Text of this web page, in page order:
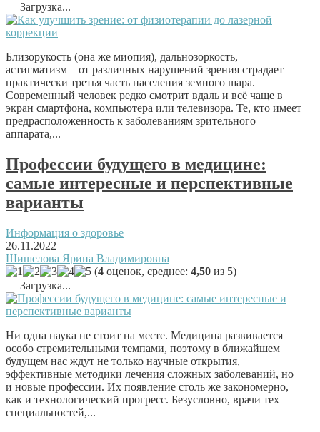
Загрузка...
Близорукость (она же миопия), дальнозоркость,
астигматизм – от различных нарушений зрения страдает
практически третья часть населения земного шара.
Современный человек редко смотрит вдаль и всё чаще в
экран смартфона, компьютера или телевизора. Те, кто имеет
предрасположенность к заболеваниям зрительного
аппарата,...
Профессии будущего в медицине:
самые интересные и перспективные
варианты
Информация о здоровье
26.11.2022
Шишелова Ярина Владимировна
(4 оценок, среднее: 4,50 из 5)
Загрузка...
Ни одна наука не стоит на месте. Медицина развивается
особо стремительными темпами, поэтому в ближайшем
будущем нас ждут не только научные открытия,
эффективные методики лечения сложных заболеваний, но
и новые профессии. Их появление столь же закономерно,
как и технологический прогресс. Безусловно, врачи тех
специальностей,...